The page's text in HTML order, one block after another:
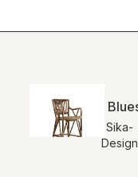
| Indendørs
Sika-
Design